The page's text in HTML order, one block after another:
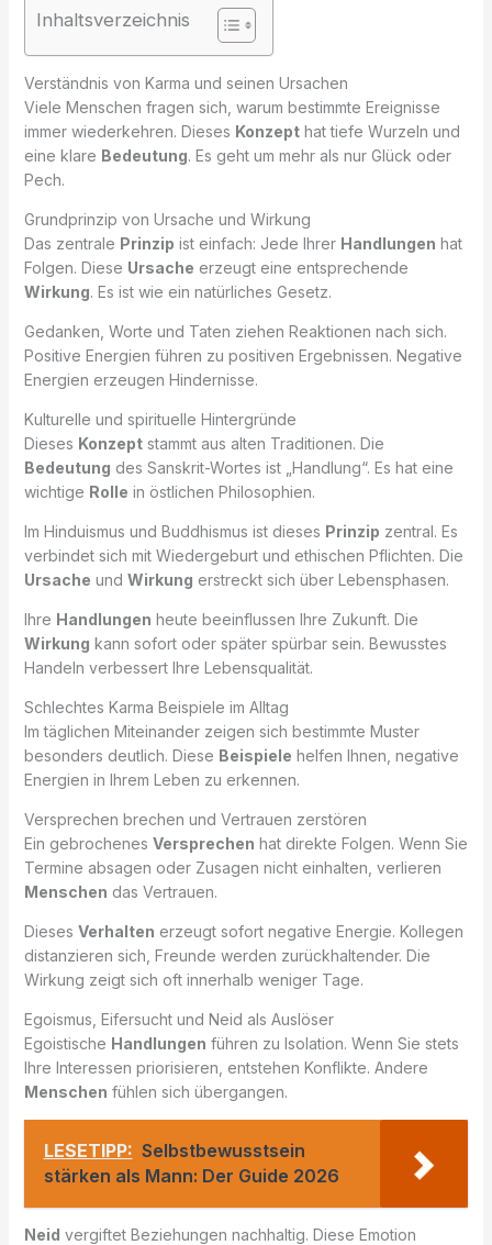
Inhaltsverzeichnis
Verständnis von Karma und seinen Ursachen
Viele Menschen fragen sich, warum bestimmte Ereignisse
immer wiederkehren. Dieses Konzepthat tiefe Wurzeln und
eine klare Bedeutung. Es geht um mehr als nur Glück oder
Pech.
Grundprinzip von Ursache und Wirkung
Das zentrale Prinzip ist einfach: Jede Ihrer Handlungen hat
Folgen. Diese Ursache erzeugt eine entsprechende
Wirkung. Es ist wie ein natürliches Gesetz.
Gedanken, Worte und Taten ziehen Reaktionen nach sich.
Positive Energien führen zu positiven Ergebnissen. Negative
Energien erzeugen Hindernisse.
Kulturelle und spirituelle Hintergründe
Dieses Konzeptstammt aus alten Traditionen. Die
Bedeutung des Sanskrit-Wortes ist „Handlung“. Es hat eine
wichtige Rolle in östlichen Philosophien.
Im Hinduismus und Buddhismus ist dieses Prinzip zentral. Es
verbindet sich mit Wiedergeburt und ethischen Pflichten. Die
Ursache und Wirkung erstreckt sich über Lebensphasen.
Ihre Handlungen heute beeinflussen Ihre Zukunft. Die
Wirkung kann sofort oder später spürbar sein. Bewusstes
Handeln verbessert Ihre Lebensqualität.
Schlechtes Karma Beispiele im Alltag
Im täglichen Miteinander zeigen sich bestimmte Muster
besonders deutlich. Diese Beispiele helfen Ihnen, negative
Energien in Ihrem Leben zu erkennen.
Versprechen brechen und Vertrauen zerstören
Ein gebrochenes Versprechen hat direkte Folgen. Wenn Sie
Termine absagen oder Zusagen nicht einhalten, verlieren
Menschen das Vertrauen.
Dieses Verhalten erzeugt sofort negative Energie. Kollegen
distanzieren sich, Freunde werden zurückhaltender. Die
Wirkung zeigt sich oft innerhalb weniger Tage.
Egoismus, Eifersucht und Neid als Auslöser
Egoistische Handlungen führen zu Isolation. Wenn Sie stets
Ihre Interessen priorisieren, entstehen Konflikte. Andere
Menschen fühlen sich übergangen.
LESETIPP: Selbstbewusstsein
stärken als Mann: Der Guide 2026
Neid vergiftet Beziehungen nachhaltig. Diese Emotion